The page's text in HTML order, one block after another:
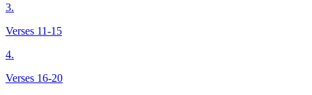
3.
Verses 11-15
4.
Verses 16-20